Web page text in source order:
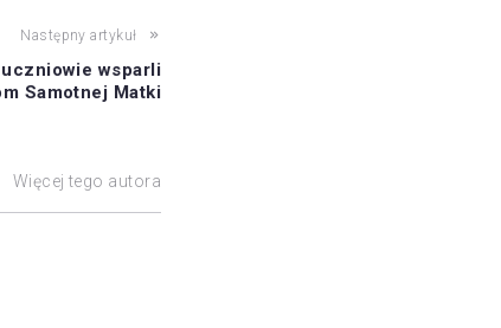
Następny artykuł
wsparli
Samotnej Matki
Więcej tego autora